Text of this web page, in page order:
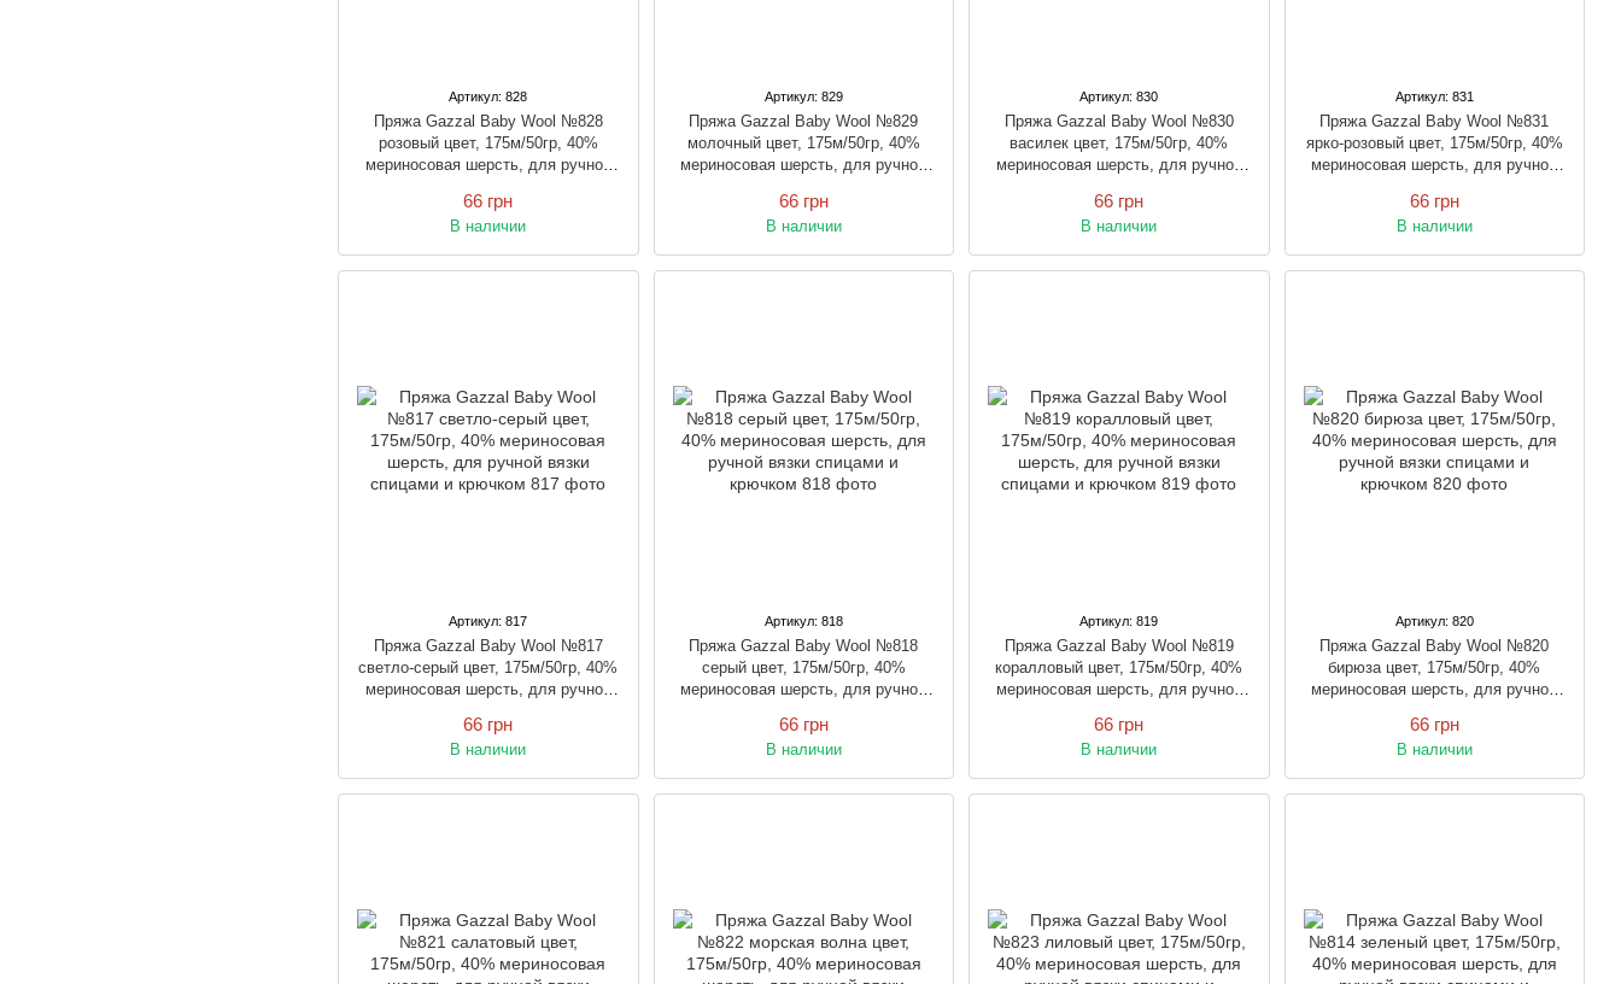
Артикул: 828
Пряжа Gazzal Baby Wool №828
розовый цвет, 175м/50гр, 40%
мериносовая шерсть, для ручной
66 грн
В наличии
Артикул: 829
Пряжа Gazzal Baby Wool №829
молочный цвет, 175м/50гр, 40%
мериносовая шерсть, для ручной
66 грн
В наличии
Артикул: 830
Пряжа Gazzal Baby Wool №830
василек цвет, 175м/50гр, 40%
мериносовая шерсть, для ручной
66 грн
В наличии
Артикул: 831
Пряжа Gazzal Baby Wool №831
ярко-розовый цвет, 175м/50гр, 40%
мериносовая шерсть, для ручной
66 грн
В наличии
Артикул: 817
Пряжа Gazzal Baby Wool №817
светло-серый цвет, 175м/50гр, 40%
мериносовая шерсть, для ручной
66 грн
В наличии
Артикул: 818
Пряжа Gazzal Baby Wool №818
серый цвет, 175м/50гр, 40%
мериносовая шерсть, для ручной
66 грн
В наличии
Артикул: 819
Пряжа Gazzal Baby Wool №819
коралловый цвет, 175м/50гр, 40%
мериносовая шерсть, для ручной
66 грн
В наличии
Артикул: 820
Пряжа Gazzal Baby Wool №820
бирюза цвет, 175м/50гр, 40%
мериносовая шерсть, для ручной
66 грн
В наличии